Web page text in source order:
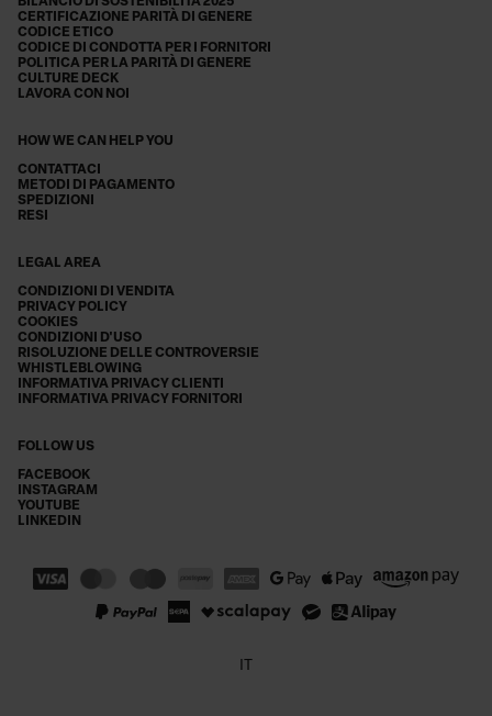
CERTIFICAZIONE PARITÀ DI GENERE
CODICE ETICO
CODICE DI CONDOTTA PER I FORNITORI
POLITICA PER LA PARITÀ DI GENERE
CULTURE DECK
LAVORA CON NOI
HOW WE CAN HELP YOU
CONTATTACI
METODI DI PAGAMENTO
SPEDIZIONI
RESI
LEGAL AREA
CONDIZIONI DI VENDITA
PRIVACY POLICY
COOKIES
CONDIZIONI D'USO
RISOLUZIONE DELLE CONTROVERSIE
WHISTLEBLOWING
INFORMATIVA PRIVACY CLIENTI
INFORMATIVA PRIVACY FORNITORI
FOLLOW US
FACEBOOK
INSTAGRAM
YOUTUBE
LINKEDIN
IT